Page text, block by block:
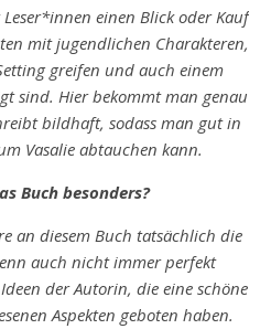
einen Blick oder Kauf
mit jugendlichen Charakteren,
greifen und auch einem
sind. Hier bekommt man genau
bildhaft, sodass man gut in
Vasalie abtauchen kann.
Buch besonders?
an diesem Buch tatsächlich die
auch nicht immer perfekt
der Autorin, die eine schöne
Aspekten geboten haben.